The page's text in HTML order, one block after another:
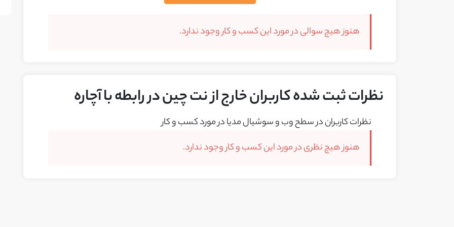
هنوز هیچ سوالی در مورد این کسب و کار وجود ندارد.
نظرات ثبت شده کاربران خارج از نت چین در رابطه با آچاره
نظرات کاربران در سطح وب و سوشیال مدیا در مورد کسب و کار
هنوز هیچ نظری در مورد این کسب و کار وجود ندارد.